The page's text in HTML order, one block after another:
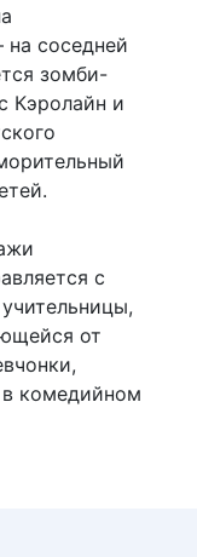
соседней
зомби-
Кэролайн и
с
от
комедийном